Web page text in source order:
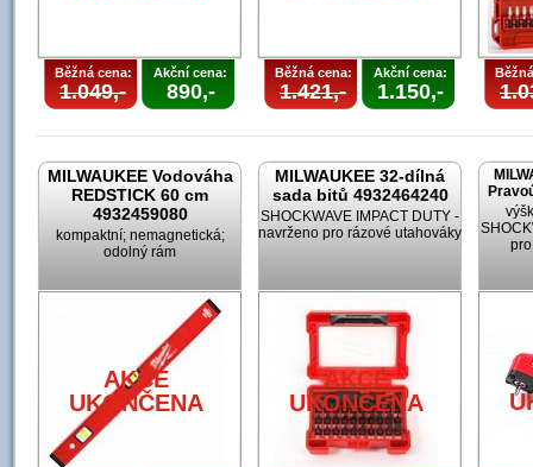
Běžná cena:
1.049,-
Akční cena:
890,-
Běžná cena:
1.421,-
Akční cena:
1.150,-
MILWAUKEE Vodováha
REDSTICK 60 cm
4932459080
kompaktní; nemagnetická;
odolný rám
AKCE
UKONČENA
MILWAUKEE 32-dílná
sada bitů 4932464240
SHOCKWAVE IMPACT DUTY -
navrženo pro rázové utahováky
AKCE
UKONČENA